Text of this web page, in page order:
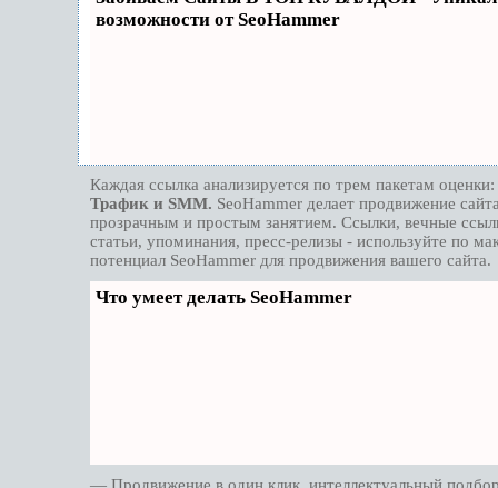
возможности от SeoHammer
Каждая ссылка анализируется по трем пакетам оценки:
Трафик и SMM. SeoHammer делает продвижение
прозрачным и простым занятием. Ссылки, вечные
статьи, упоминания, пресс-релизы - используйте по
потенциал SeoHammer для продвижения вашего сайта.
Что умеет делать SeoHammer